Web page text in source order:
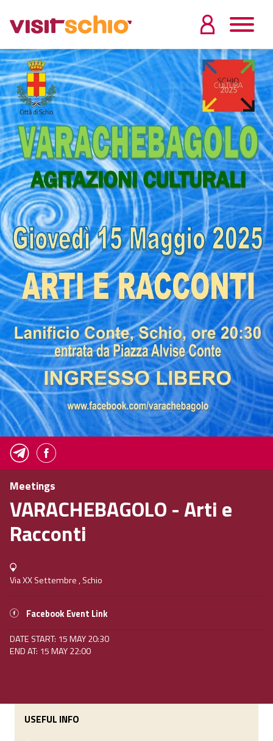
Meetings
VARACHEBAGOLO - Arti e
Racconti
Via XX Settembre , Schio
Facebook Event Link
DATE START: 15 MAY 20:30
END AT: 15 MAY 22:00
USEFUL INFO